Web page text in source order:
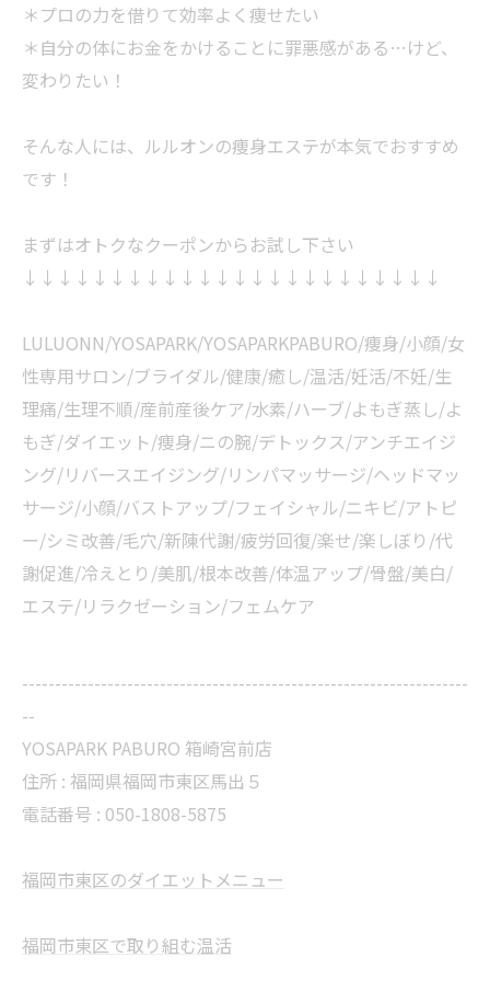
＊プロの力を借りて効率よく痩せたい
＊自分の体にお金をかけることに罪悪感がある…けど、
変わりたい！
そんな人には、ルルオンの痩身エステが本気でおすすめ
です！
まずはオトクなクーポンからお試し下さい
↓↓↓↓↓↓↓↓↓↓↓↓↓↓↓↓↓↓↓↓↓↓↓↓
LULUONN/YOSAPARK/YOSAPARKPABURO/痩身/小顔/女
性専用サロン/ブライダル/健康/癒し/温活/妊活/不妊/生
理痛/生理不順/産前産後ケア/水素/ハーブ/よもぎ蒸し/よ
もぎ/ダイエット/痩身/ニの腕/デトックス/アンチエイジ
ング/リバースエイジング/リンパマッサージ/ヘッドマッ
サージ/小顔/バストアップ/フェイシャル/ニキビ/アトピ
ー/シミ改善/毛穴/新陳代謝/疲労回復/楽せ/楽しぼり/代
謝促進/冷えとり/美肌/根本改善/体温アップ/骨盤/美白/
エステ/リラクゼーション/フェムケア
--------------------------------------------------------------------
--
YOSAPARK PABURO 箱崎宮前店
住所 : 福岡県福岡市東区馬出５
電話番号 : 050-1808-5875
福岡市東区のダイエットメニュー
福岡市東区で取り組む温活